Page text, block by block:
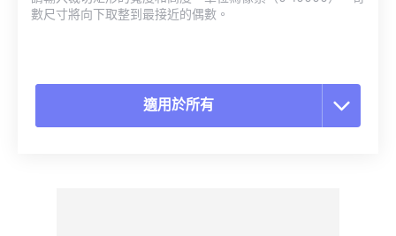
數尺寸將向下取整到最接近的偶數。
適用於所有